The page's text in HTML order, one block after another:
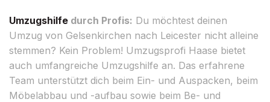
Umzugshilfe durch Profis: Du möchtest deinen
Umzug von Gelsenkirchen nach Leicester nicht alleine
stemmen? Kein Problem! Umzugsprofi Haase bietet
auch umfangreiche Umzugshilfe an. Das erfahrene
Team unterstützt dich beim Ein- und Auspacken, beim
Möbelabbau und -aufbau sowie beim Be- und